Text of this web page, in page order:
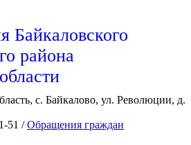
Байкаловского
района
с. Байкалово, ул. Революции, д.
51 /Обращения граждан